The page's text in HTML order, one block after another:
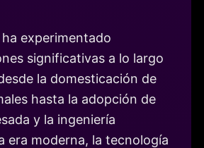
experimentado
significativas a lo largo
la domesticación de
hasta la adopción de
y la ingeniería
era moderna, la tecnología